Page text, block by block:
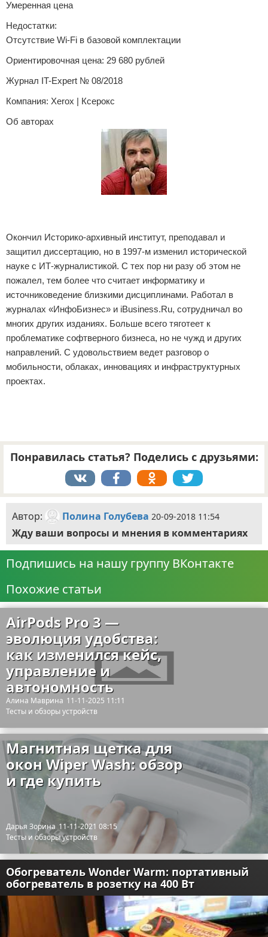
Умеренная цена
Недостатки:
Отсутствие Wi-Fi в базовой комплектации
Ориентировочная цена: 29 680 рублей
Журнал IT-Expert № 08/2018
Компания: Xerox | Ксерокс
Об авторах
Окончил Историко-архивный институт, преподавал и
защитил диссертацию, но в 1997-м изменил исторической
науке с ИТ-журналистикой. С тех пор ни разу об этом не
пожалел, тем более что считает информатику и
источниковедение близкими дисциплинами. Работал в
журналах «ИнфоБизнес» и iBusiness.Ru, сотрудничал во
многих других изданиях. Больше всего тяготеет к
проблематике софтверного бизнеса, но не чужд и других
направлений. С удовольствием ведет разговор о
мобильности, облаках, инновациях и инфраструктурных
проектах.
Понравилась статья? Поделись с друзьями:
Автор: Полина Голубева 20-09-2018 11:54
Жду ваши вопросы и мнения в комментариях
Подпишись на нашу группу ВКонтакте
Похожие статьи
AirPods Pro 3 —
эволюция удобства:
как изменился кейс,
управление и
автономность
Алина Маврина 11-11-2025 11:11
Тесты и обзоры устройств
Магнитная щетка для
окон Wiper Wash: обзор
и где купить
Дарья Зорина 11-11-2021 08:15
Тесты и обзоры устройств
Обогреватель Wonder Warm: портативный
обогреватель в розетку на 400 Вт